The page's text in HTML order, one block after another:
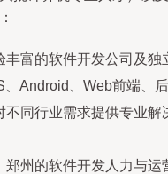
丰富的软件开发公司及独
Android、Web前端、后
同行业需求提供专业解
郑州的软件开发人力与运